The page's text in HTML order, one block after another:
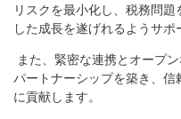
リスクを最小化し、税務問
した成長を遂げれるようサポ
また、緊密な連携とオープ
パートナーシップを築き、
に貢献します。